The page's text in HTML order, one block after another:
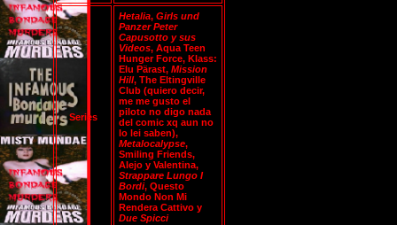
Series
Hetalia, Girls und
Panzer Peter
Capusotto y sus
Videos, Aqua Teen
Hunger Force, Klass:
Elu Pärast, Mission
Hill, The Eltingville
Club (quiero decir,
me me gusto el
piloto no digo nada
del comic xq aun no
lo lei saben),
Metalocalypse,
Smiling Friends,
Alejo y Valentina,
Strappare Lungo I
Bordi, Questo
Mondo Non Mi
Rendera Cattivo y
Due Spicci